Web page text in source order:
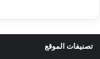
تصنيفات الموقع